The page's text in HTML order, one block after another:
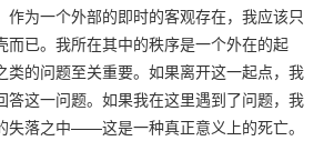
作为一个外部的即时的客观存在，我应该只
而已。我所在其中的秩序是一个外在的起
类的问题至关重要。如果离开这一起点，我
答这一问题。如果我在这里遇到了问题，我
失落之中——这是一种真正意义上的死亡。